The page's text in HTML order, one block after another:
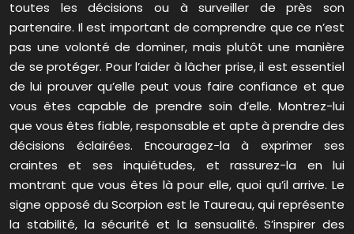
toutes les décisions ou à surveiller de près son
partenaire. Il est important de comprendre que ce n’est
pas une volonté de dominer, mais plutôt une manière
de se protéger. Pour l’aider à lâcher prise, il est essentiel
de lui prouver qu’elle peut vous faire confiance et que
vous êtes capable de prendre soin d’elle. Montrez-lui
que vous êtes fiable, responsable et apte à prendre des
décisions éclairées. Encouragez-la à exprimer ses
craintes et ses inquiétudes, et rassurez-la en lui
montrant que vous êtes là pour elle, quoi qu’il arrive. Le
signe opposé du Scorpion est le Taureau, qui représente
la stabilité, la sécurité et la sensualité. S’inspirer des